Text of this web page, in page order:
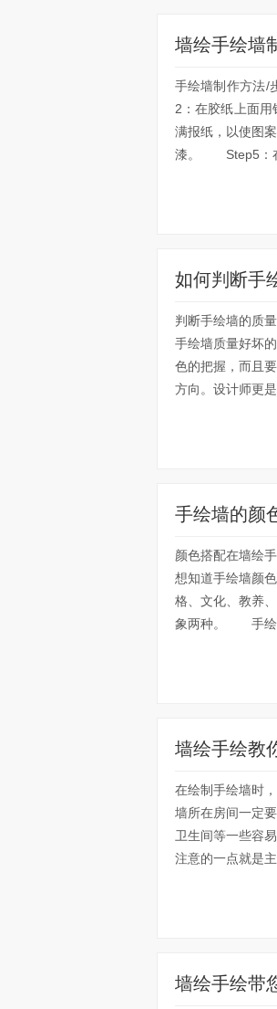
墙绘手绘墙
手绘墙制作方
2：在胶纸上面
满报纸，以使图
漆。 Step5：在
如何判断手
判断手绘墙的质
手绘墙质量好坏
色的把握，而且
方向。设计师更
手绘墙的颜
颜色搭配在墙绘
想知道手绘墙颜
格、文化、教养
象两种。 手绘
墙绘手绘教
在绘制手绘墙时
墙所在房间一定
卫生间等一些容
注意的一点就是
墙绘手绘带